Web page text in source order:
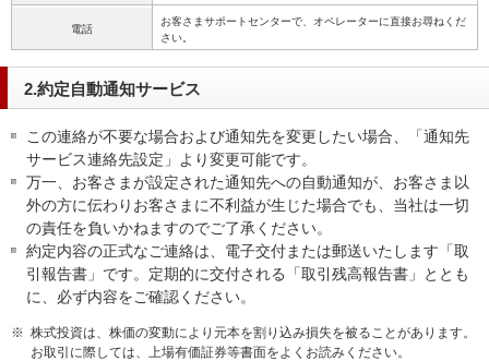
電話
お客さまサポートセンターで、オペレーターに直接お尋ねくだ
さい。
2.約定自動通知サービス
この連絡が不要な場合および通知先を変更したい場合、「通知先
サービス連絡先設定」より変更可能です。
万一、お客さまが設定された通知先への自動通知が、お客さま以
外の方に伝わりお客さまに不利益が生じた場合でも、当社は一切
の責任を負いかねますのでご了承ください。
約定内容の正式なご連絡は、電子交付または郵送いたします「取
引報告書」です。定期的に交付される「取引残高報告書」ととも
に、必ず内容をご確認ください。
※ 株式投資は、株価の変動により元本を割り込み損失を被ることがあります。
お取引に際しては、上場有価証券等書面をよくお読みください。